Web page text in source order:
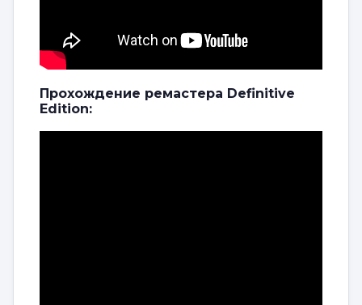
Прохождение ремастера Definitive
Edition: